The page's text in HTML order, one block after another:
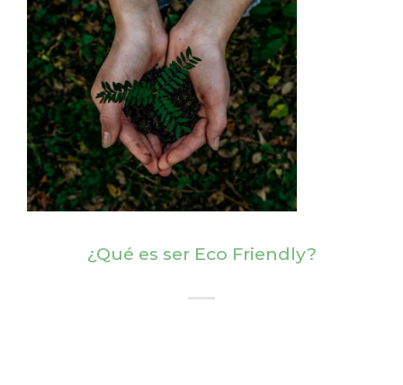
¿Qué es ser Eco Friendly?